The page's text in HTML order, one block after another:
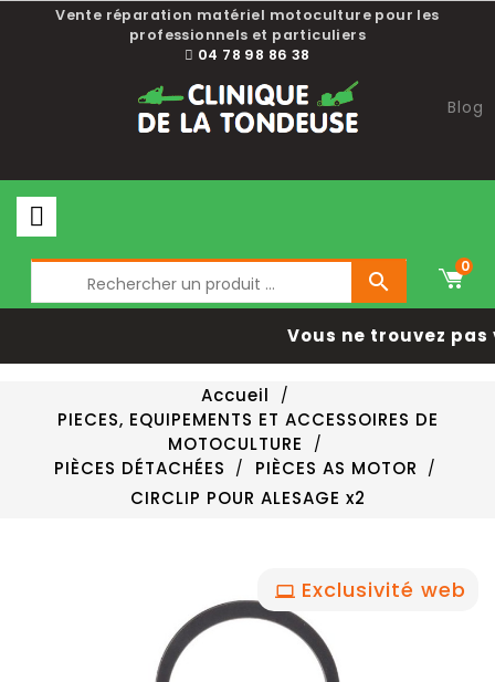
Vente réparation matériel motoculture pour les
professionnels et particuliers
04 78 98 86 38
Blog

0
Vous ne trouvez
Accueil
PIECES, EQUIPEMENTS ET ACCESSOIRES DE
MOTOCULTURE
PIÈCES DÉTACHÉES
PIÈCES AS MOTOR
CIRCLIP POUR ALESAGE x2
Exclusivité web